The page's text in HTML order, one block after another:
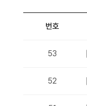
번호
53
52